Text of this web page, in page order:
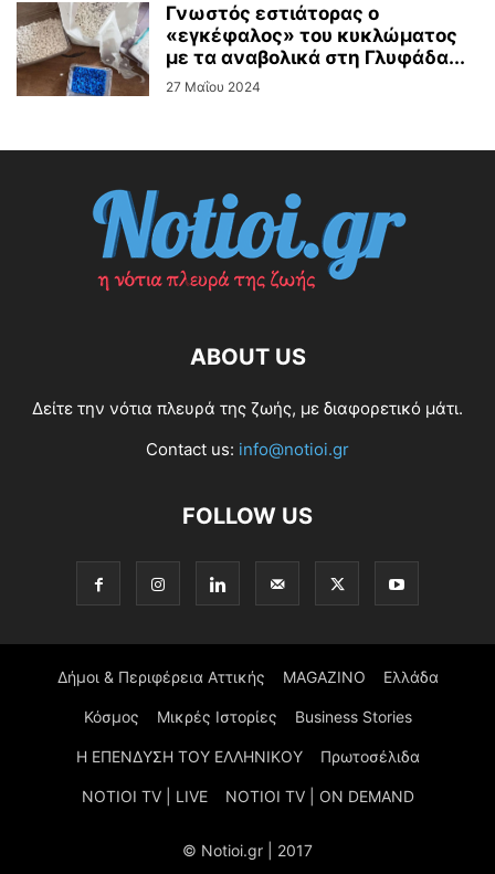
Γνωστός εστιάτορας ο
«εγκέφαλος» του κυκλώματος
με τα αναβολικά στη Γλυφάδα...
27 Μαΐου 2024
ABOUT US
Δείτε την νότια πλευρά της ζωής, με διαφορετικό μάτι.
Contact us: info@notioi.gr
FOLLOW US
Δήμοι & Περιφέρεια Αττικής MAGAZINO Ελλάδα
Κόσμος Μικρές Ιστορίες Business Stories
Η ΕΠΕΝΔΥΣΗ ΤΟΥ ΕΛΛΗΝΙΚΟΥ Πρωτοσέλιδα
NOTIOI TV | LIVE NOTIOI TV | ON DEMAND
© Notioi.gr | 2017